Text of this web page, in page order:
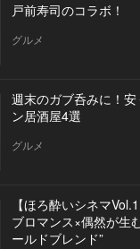
戸前寿司のコラボ！
グルメ
週末のガブ呑みに！
ン居酒屋4選
グルメ
【ほろ酔いシネマ
ブロマンス×偶然が生
ールドブレンド”